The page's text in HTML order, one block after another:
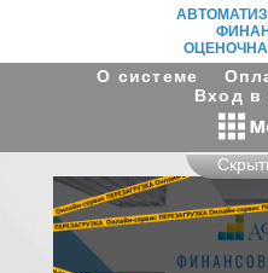
О системе
Вход в